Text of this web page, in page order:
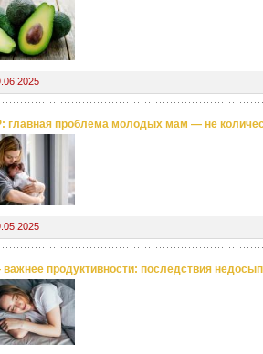
главная проблема молодых мам — не
продуктивности: последствия